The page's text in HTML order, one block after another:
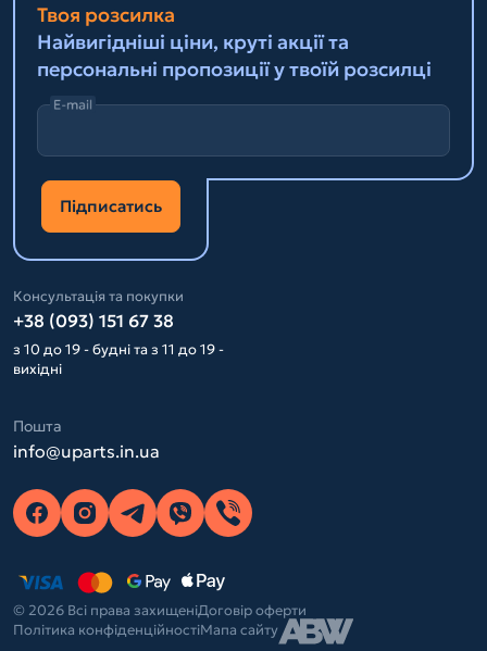
Твоя розсилка
Найвигідніші ціни, круті акції та
персональні пропозиції у твоїй розсилці
E-mail
Підписатись
Консультація та покупки
+38 (093) 151 67 38
з 10 до 19 - будні та з 11 до 19 -
вихідні
Пошта
info@uparts.in.ua
© 2026 Всі права захищеніДоговір оферти
Політика конфіденційностіМапа сайту